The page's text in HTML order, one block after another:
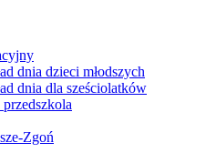
dnia dzieci młodszych
dnia dla sześciolatków
Zgoń